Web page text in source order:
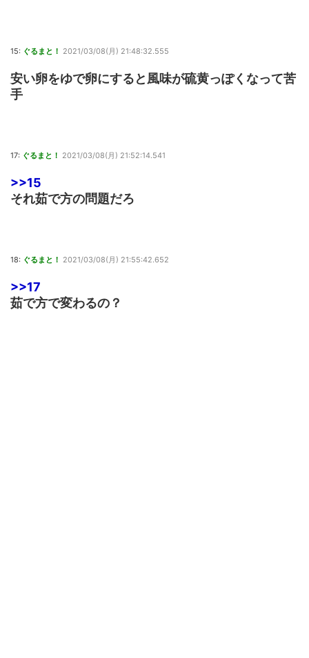
15: ぐるまと！ 2021/03/08(月) 21:48:32.555
安い卵をゆで卵にすると風味が硫黄っぽくなって苦
手
17: ぐるまと！ 2021/03/08(月) 21:52:14.541
>>15
それ茹で方の問題だろ
18: ぐるまと！ 2021/03/08(月) 21:55:42.652
>>17
茹で方で変わるの？